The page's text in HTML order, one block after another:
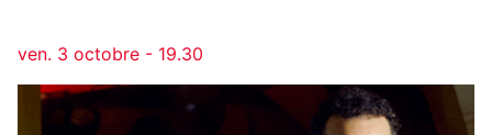
ven. 3 octobre - 19.30